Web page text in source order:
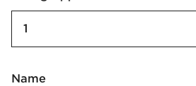
1
Name